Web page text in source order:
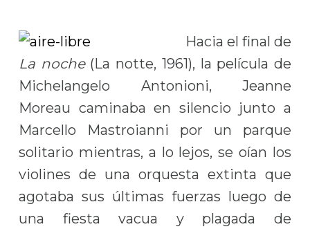
Hacia el final de
La noche (La notte, 1961), la película de
Michelangelo Antonioni, Jeanne
Moreau caminaba en silencio junto a
Marcello Mastroianni por un parque
solitario mientras, a lo lejos, se oían los
violines de una orquesta extinta que
agotaba sus últimas fuerzas luego de
una fiesta vacua y plagada de